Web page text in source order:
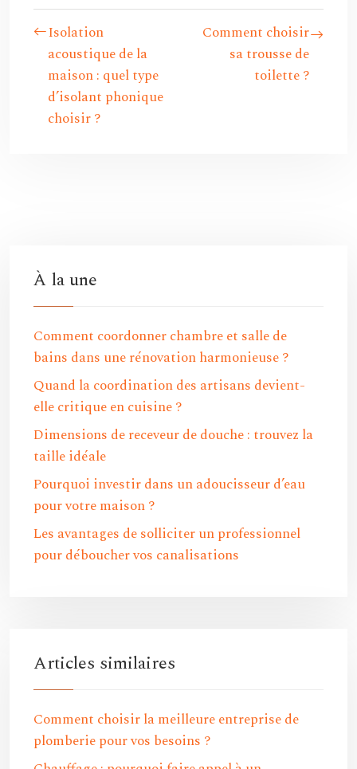
Isolation
acoustique de la
maison : quel type
d’isolant phonique
choisir ?
Comment choisir
sa trousse de
toilette ?
À la une
Comment coordonner chambre et salle de
bains dans une rénovation harmonieuse ?
Quand la coordination des artisans devient-
elle critique en cuisine ?
Dimensions de receveur de douche : trouvez la
taille idéale
Pourquoi investir dans un adoucisseur d’eau
pour votre maison ?
Les avantages de solliciter un professionnel
pour déboucher vos canalisations
Articles similaires
Comment choisir la meilleure entreprise de
plomberie pour vos besoins ?